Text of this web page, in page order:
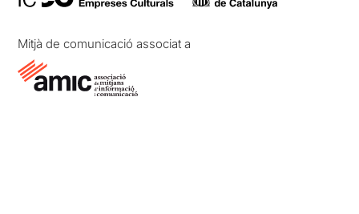
Mitjà de comunicació associat a